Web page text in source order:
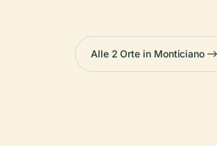
Alle 2 Orte in Monticiano